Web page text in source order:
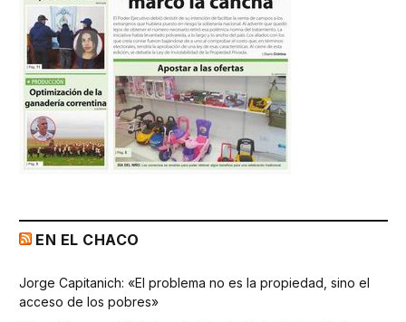
EN EL CHACO
Jorge Capitanich: «El problema no es la propiedad, sino el
acceso de los pobres»